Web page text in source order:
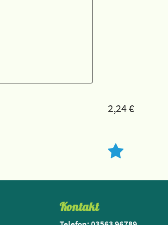
2,24€
Kontakt